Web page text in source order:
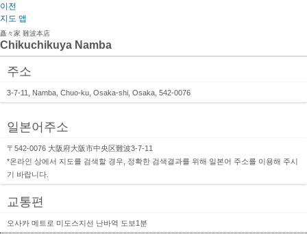
이전
지도 앱
矗々家 難波本店
Chikuchikuya Namba
주소
3-7-11, Namba, Chuo-ku, Osaka-shi, Osaka, 542-0076
일본어주소
〒542-0076 大阪府大阪市中央区難波3-7-11
*온라인 상에서 지도를 검색할 경우, 정확한 검색결과를 위해 일본어 주소를 이용해 주시
기 바랍니다.
교통편
오사카 메트로 미도스지선 난바역 도보1분